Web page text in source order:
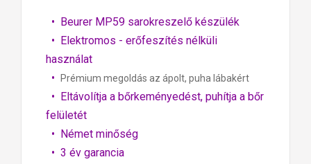
• Beurer MP59 sarokreszelő készülék
• Elektromos - erőfeszítés nélküli
használat
• Prémium megoldás az ápolt, puha lábakért
• Eltávolítja a bőrkeményedést, puhítja a bőr
felületét
• Német minőség
• 3 év garancia